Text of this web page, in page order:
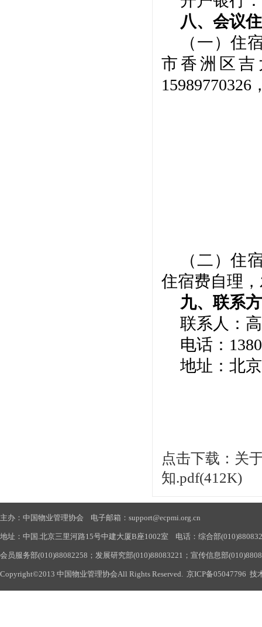
八、会议
（一）住
市香洲区
15989770326
（二）住
住宿费自理
九、联系
联系人：
电话：
地址：北
点击下载：关
知.pdf(412K)
主办：中国物业管理协会 电子邮箱：support@ecpmi.org.cn
地址：中国.北京三里河路15号中建大厦B座1002室 电话：综合部
会员服务部(010)88082258；发展研究部(010)88083221；宣传信息部
Copyright©2013 中国物业管理协会All Rights Reserved. 京ICP备05047796 技